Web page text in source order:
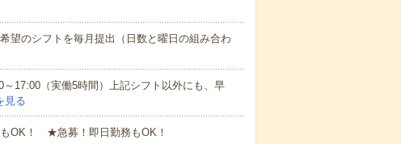
望のシフトを毎月提出（日数と曜日の組み合わ
17:00（実働5時間）上記シフト以外にも、早
見る
OK！ ★急募！即日勤務もOK！